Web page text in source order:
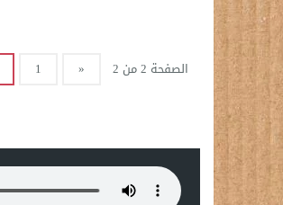
الصفحة 2 من 2 «
1